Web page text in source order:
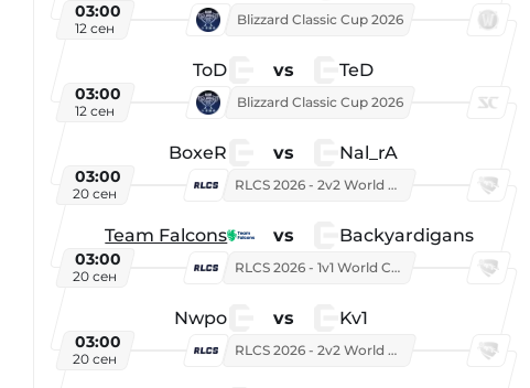
03:00
12 сен
Blizzard Classic Cup 2026
ToD vs TeD
03:00
12 сен
Blizzard Classic Cup 2026
BoxeR vs Nal_rA
03:00
20 сен
RLCS 2026 - 2v2 World Championship
Team Falcons vs Backyardigans
03:00
20 сен
RLCS 2026 - 1v1 World Championship
Nwpo vs Kv1
03:00
20 сен
RLCS 2026 - 2v2 World Championship